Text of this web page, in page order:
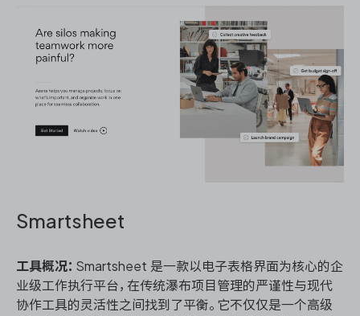
Smartsheet
工具概况： Smartsheet 是一款以电子表格界面为核心的企
业级工作执行平台，在传统瀑布项目管理的严谨性与现代
协作工具的灵活性之间找到了平衡。它不仅仅是一个高级